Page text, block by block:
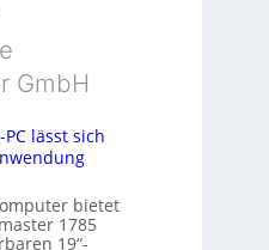
GmbH
lässt sich
bietet
1785
19“-